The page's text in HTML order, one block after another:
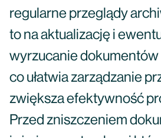
regularne przeglądy
to na aktualizację i
wyrzucanie dokumentów
co ułatwia zarządzanie
zwiększa efektywność
Przed zniszczeniem